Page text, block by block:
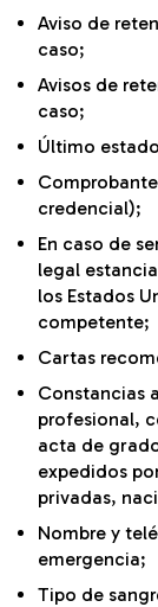
Aviso de
caso;
Avisos de
caso;
Último
credencial);
En caso de
legal
los Estados
competente;
Cartas
Constancias
profesional,
acta de
expedidos
privadas,
Nombre y
emergencia;
Tipo de